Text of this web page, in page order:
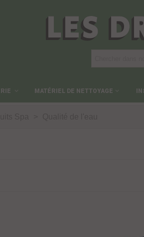
LES
MATÉRIEL DE NETTOYAGE